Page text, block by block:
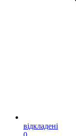
відкладені